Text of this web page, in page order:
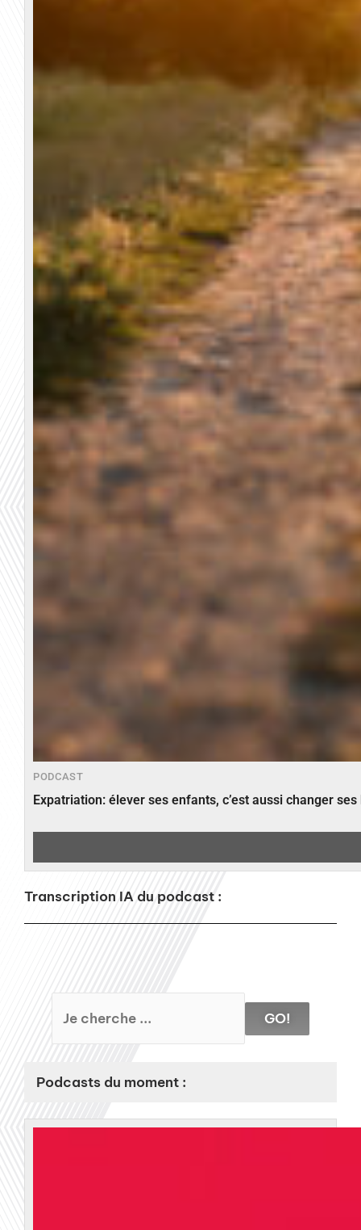
PODCAST
Expatriation: élever ses enfants, c’est aussi changer
Transcription IA du podcast :
GO!
Podcasts du moment :